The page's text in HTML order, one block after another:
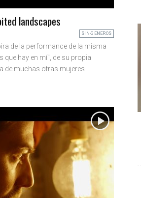
landscapes
SIN-GENEROS
de la performance de la misma
que hay en mí", de su propia
de muchas otras mujeres.